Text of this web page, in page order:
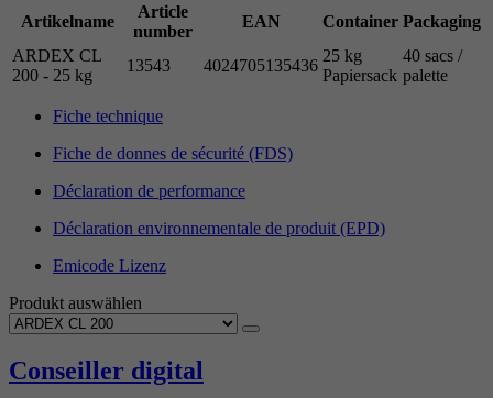
Artikelname
Article
number
EAN Container Packaging
ARDEX CL
200 - 25 kg
13543 4024705135436
25 kg
Papiersack
40 sacs /
palette
Fiche technique
Fiche de donnes de sécurité (FDS)
Déclaration de performance
Déclaration environnementale de produit (EPD)
Emicode Lizenz
Produkt auswählen
Conseiller digital